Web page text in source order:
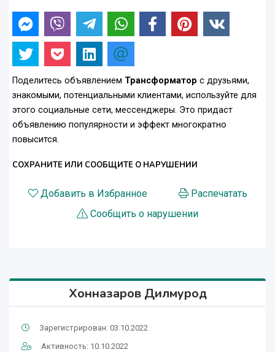
Поделитесь объявлением Трансформатор с друзьями,
знакомыми, потенциальными клиентами, используйте для
этого социальные сети, мессенджеры. Это придаст
объявлению популярности и эффект многократно
повысится.
СОХРАНИТЕ ИЛИ СООБЩИТЕ О НАРУШЕНИИ
Добавить в Избранное
Распечатать
Сообщить о нарушении
Хонназаров Дилмурод
Зарегистрирован: 03.10.2022
Активность: 10.10.2022